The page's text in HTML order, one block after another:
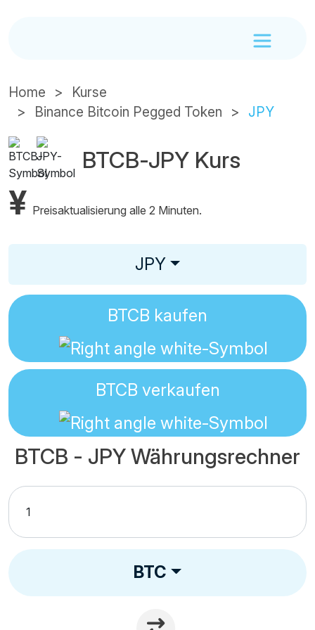
Home
Kurse
Binance Bitcoin Pegged Token
JPY
BTCB-JPY Kurs
¥ Preisaktualisierung alle 2 Minuten.
JPY
BTCB kaufen
BTCB verkaufen
BTCB - JPY Währungsrechner
BTC